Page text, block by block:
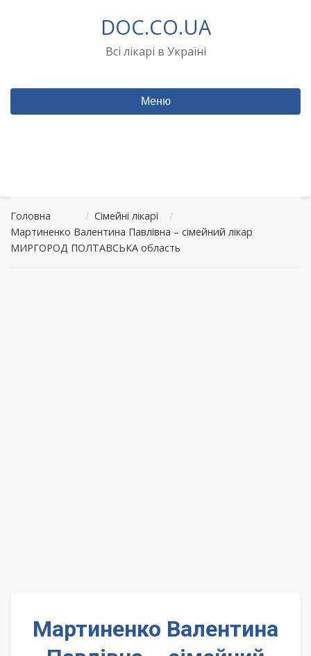
DOC.CO.UA
Всі лікарі в Україні
Меню
Головна / Сімейні лікарі
/
Мартиненко Валентина Павлівна – сімейний лікар
МИРГОРОД ПОЛТАВСЬКА область
Мартиненко Валентина